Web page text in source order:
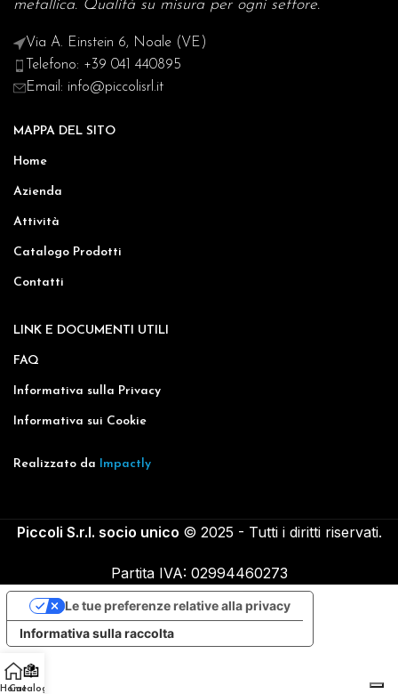
metallica. Qualità su misura per ogni settore.
Via A. Einstein 6, Noale (VE)
Telefono: +39 041 440895
Email: info@piccolisrl.it
MAPPA DEL SITO
Home
Azienda
Attività
Catalogo Prodotti
Contatti
LINK E DOCUMENTI UTILI
FAQ
Informativa sulla Privacy
Informativa sui Cookie
Realizzato da Impactly
Piccoli S.r.l. socio unico © 2025 - Tutti i diritti riservati.
Partita IVA: 02994460273
Home
Catalogo
Informativa sulla raccolta
Le tue preferenze relative alla privacy